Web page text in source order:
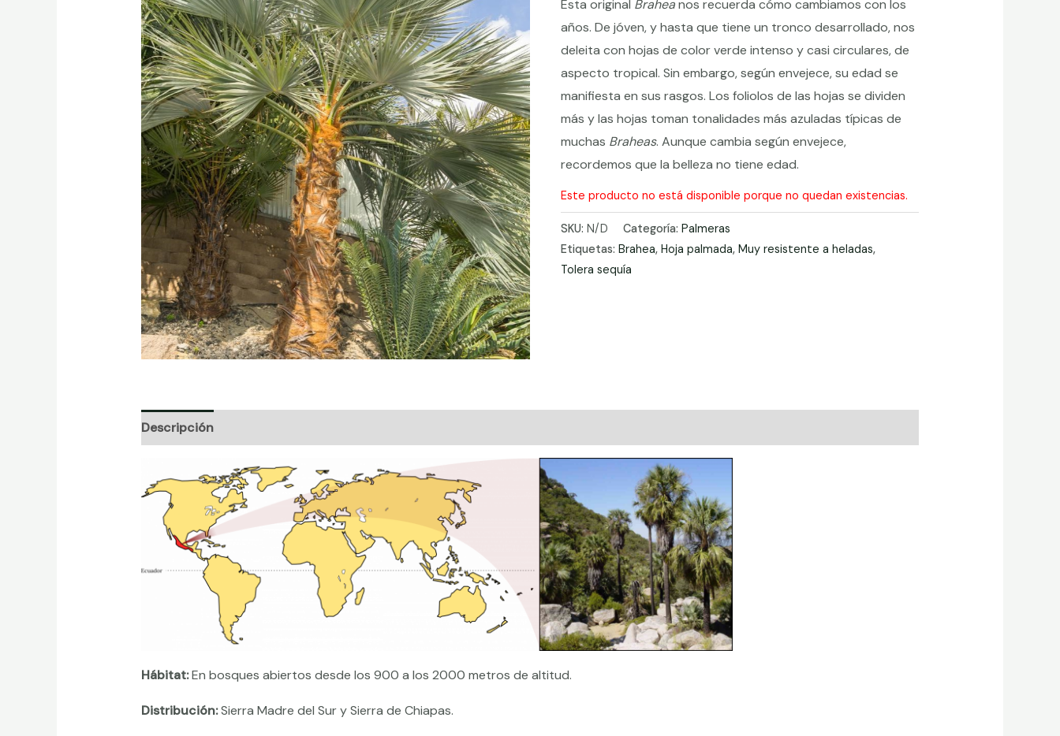
Esta original Braheanos recuerda cómo cambiamos con los
años. De jóven, y hasta que tiene un tronco desarrollado, nos
deleita con hojas de color verde intenso y casi circulares, de
aspecto tropical. Sin embargo, según envejece, su edad se
manifiesta en sus rasgos. Los foliolos de las hojas se dividen
más y las hojas toman tonalidades más azuladas típicas de
muchas Braheas. Aunque cambia según envejece,
recordemos que la belleza no tiene edad.
Este producto no está disponible porque no quedan existencias.
SKU:N/D Categoría:Palmeras
Etiquetas:Brahea,Hoja palmada,Muy resistente a heladas,
Tolera sequía
Descripción
Hábitat:En bosques abiertos desde los 900 a los 2000 metros de altitud.
Distribución:Sierra Madre del Sur y Sierra de Chiapas.